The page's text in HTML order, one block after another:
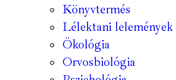
Könyvtermés
Lélektani lelemények
Ökológia
Orvosbiológia